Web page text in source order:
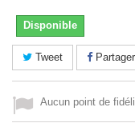
Disponible
Tweet Partager
Aucun point de